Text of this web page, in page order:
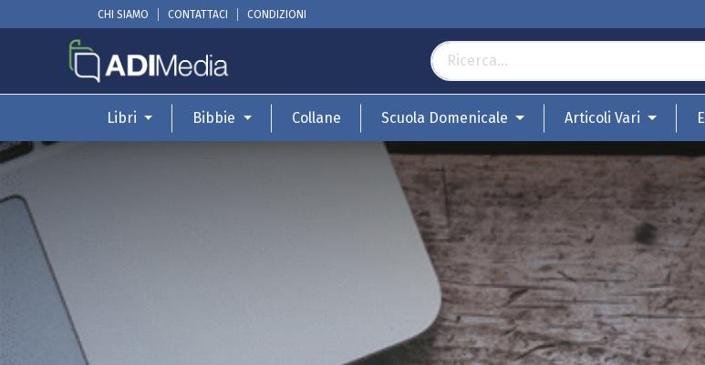
CHI SIAMO CONTATTACI CONDIZIONI
Libri Bibbie Collane Scuola Domenicale Articoli Vari